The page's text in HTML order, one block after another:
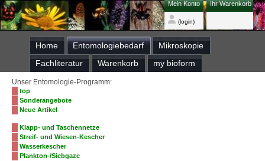
Ihr Warenkorb
Mein Konto
(login)
Home Entomologiebedarf
Mikroskopie
Fachliteratur
Warenkorb my bioform
Unser Entomologie-Programm:
top
Sonderangebote
Neue Artikel
Klapp- und Taschennetze
Streif- und Wiesen-Kescher
Wasserkescher
Plankton-/Siebgaze